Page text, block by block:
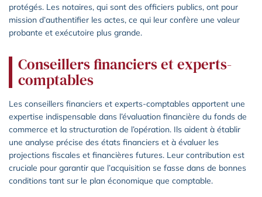
protégés. Les notaires, qui sont des officiers publics, ont pour
mission d’authentifier les actes, ce qui leur confère une valeur
probante et exécutoire plus grande.
Conseillers financiers et experts-
comptables
Les conseillers financiers et experts-comptables apportent une
expertise indispensable dans l’évaluation financière du fonds de
commerce et la structuration de l’opération. Ils aident à établir
une analyse précise des états financiers et à évaluer les
projections fiscales et financières futures. Leur contribution est
cruciale pour garantir que l’acquisition se fasse dans de bonnes
conditions tant sur le plan économique que comptable.